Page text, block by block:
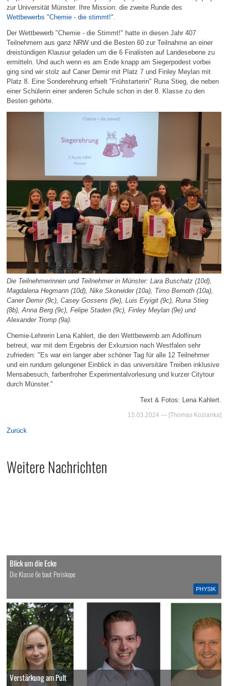
zur Universität Münster. Ihre Mission: die zweite Runde des
Wettbewerbs "Chemie - die stimmt!".
Der Wettbewerb "Chemie - die Stimmt!" hatte in diesen Jahr 407
Teilnehmern aus ganz NRW und die Besten 60 zur Teilnahme an einer
dreistündigen Klausur geladen um die 6 Finalisten auf Landesebene zu
ermitteln. Und auch wenn es am Ende knapp am Siegerpodest vorbei
ging sind wir stolz auf Caner Demir mit Platz 7 und Finley Meylan mit
Platz 8. Eine Sonderehrung erhielt "Frühstarterin" Runa Stieg, die neben
einer Schülerin einer anderen Schule schon in der 8. Klasse zu den
Besten gehörte.
Die Teilnehmerinnen und Teilnehmer in Münster: Lara Buschatz (10d),
Magdalena Hegmann (10d), Nike Skorwider (10a), Timo Bernoth (10a),
Caner Demir (9c), Casey Gossens (9e), Luis Eryigit (9c), Runa Stieg
(8b), Anna Berg (9c), Felipe Staden (9c), Finley Meylan (9e) und
Alexander Tromp (9a).
Chemie-Lehrerin Lena Kahlert, die den Wettbewernb am Adolfinum
betreut, war mit dem Ergebnis der Exkursion nach Westfalen sehr
zufrieden: "Es war ein langer aber schöner Tag für alle 12 Teilnehmer
und ein rundum gelungener Einblick in das universitäre Treiben inklusive
Mensabesuch, farbenfroher Experimentalvorlesung und kurzer Citytour
durch Münster."
Text & Fotos: Lena Kahlert.
15.03.2024 — [Thomas Kozianka]
Zurück
Weitere Nachrichten
PHYSIK
Blick um die Ecke
Die Klasse 6e baut Periskope
Verstärkung am Pult